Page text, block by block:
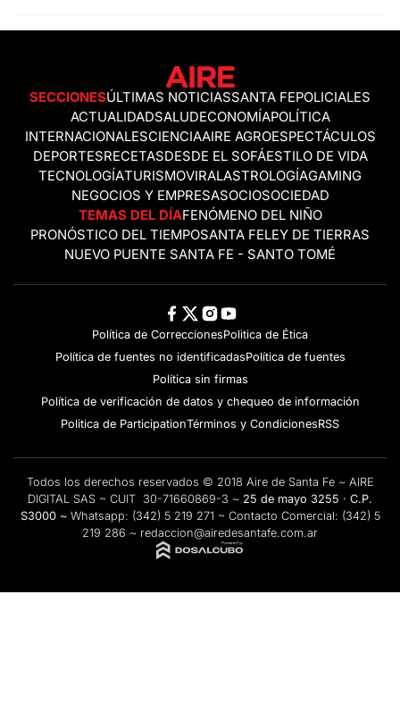
SECCIONESÚLTIMAS NOTICIASSANTA FEPOLICIALES
ACTUALIDADSALUDECONOMÍAPOLÍTICA
INTERNACIONALESCIENCIAAIRE AGROESPECTÁCULOS
DEPORTESRECETASDESDE EL SOFÁESTILO DE VIDA
TECNOLOGÍATURISMOVIRALASTROLOGÍAGAMING
NEGOCIOS Y EMPRESASOCIOSOCIEDAD
TEMAS DEL DÍAFENÓMENO DEL NIÑO
PRONÓSTICO DEL TIEMPOSANTA FELEY DE TIERRAS
NUEVO PUENTE SANTA FE - SANTO TOMÉ
Política de CorreccionesPolitica de Ética
Política de fuentes no identificadasPolítica de fuentes
Política sin firmas
Política de verificación de datos y chequeo de información
Politica de ParticipationTérminos y CondicionesRSS
Todos los derechos reservados © 2018 Aire de Santa Fe ~ AIRE
DIGITAL SAS ~ CUIT 30-71660869-3 ~ 25 de mayo 3255 · C.P.
S3000 ~ Whatsapp: (342) 5 219 271 ~ Contacto Comercial: (342) 5
219 286 ~ redaccion@airedesantafe.com.ar